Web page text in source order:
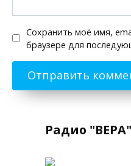
Сохранить моё имя,
браузере для
Радио "ВЕРА"